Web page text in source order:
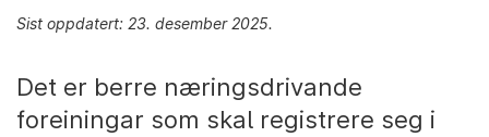
Sist oppdatert: 23. desember 2025.
Det er berre næringsdrivande
foreiningar som skal registrere seg i